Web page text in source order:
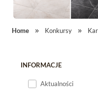
Home Konkursy
INFORMACJE
Aktualności